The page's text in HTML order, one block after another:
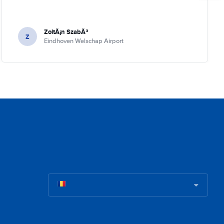
Z ZoltÃ¡n SzabÃ³
Eindhoven Welschap Airport